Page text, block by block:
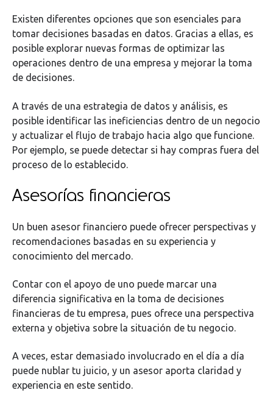
Existen diferentes opciones que son esenciales para
tomar decisiones basadas en datos. Gracias a ellas, es
posible explorar nuevas formas de optimizar las
operaciones dentro de una empresa y mejorar la toma
de decisiones.
A través de una estrategia de datos y análisis, es
posible identificar las ineficiencias dentro de un negocio
y actualizar el flujo de trabajo hacia algo que funcione.
Por ejemplo, se puede detectar si hay compras fuera del
proceso de lo establecido.
Asesorías financieras
Un buen asesor financiero puede ofrecer perspectivas y
recomendaciones basadas en su experiencia y
conocimiento del mercado.
Contar con el apoyo de uno puede marcar una
diferencia significativa en la toma de decisiones
financieras de tu empresa, pues ofrece una perspectiva
externa y objetiva sobre la situación de tu negocio.
A veces, estar demasiado involucrado en el día a día
puede nublar tu juicio, y un asesor aporta claridad y
experiencia en este sentido.